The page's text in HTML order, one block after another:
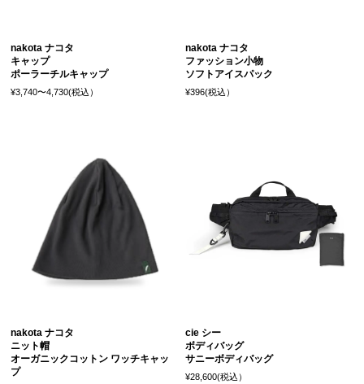
nakota ナコタ
キャップ
ポーラーチルキャップ
¥3,740〜4,730(税込）
nakota ナコタ
ファッション小物
ソフトアイスパック
¥396(税込）
nakota ナコタ
ニット帽
オーガニックコットン ワッチキャッ
プ
cie シー
ボディバッグ
サニーボディバッグ
¥28,600(税込）